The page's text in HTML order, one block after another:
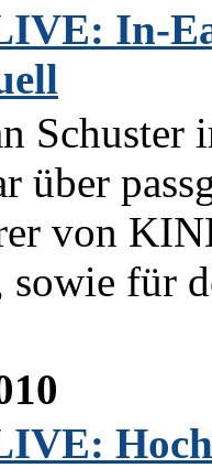
In-
über
von
sowie für